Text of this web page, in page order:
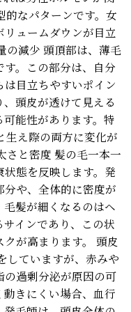
的なパターンです。女
ュームダウンが目立
の減少 頭頂部は、薄毛
。この部分は、自分
目立ちやすいポイン
頭皮が透けて見える
能性があります。特
生え際の両方に変化が
さと密度 髪の毛一本一
態を反映します。発
や、全体的に密度が
髪が細くなるのはヘ
インであり、この状
が高まります。 頭皮
していますが、赤みや
過剰分泌が原因の可
きにくい場合、血行